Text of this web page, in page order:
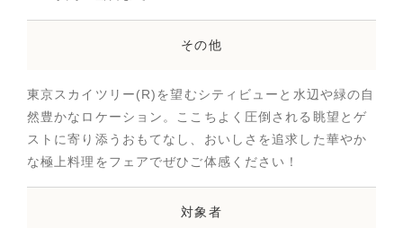
その他
東京スカイツリー(R)を望むシティビューと水辺や緑の自
然豊かなロケーション。ここちよく圧倒される眺望とゲ
ストに寄り添うおもてなし、おいしさを追求した華やか
な極上料理をフェアでぜひご体感ください！
対象者